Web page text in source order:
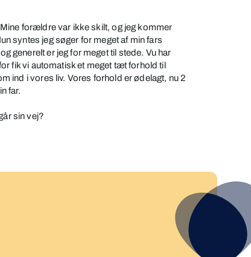
forældre var ikke skilt, og jeg kommer
syntes jeg søger for meget af min fars
generelt er jeg for meget til stede. Vu har
fik vi automatisk et meget tæt forhold til
ind i vores liv. Vores forhold er ødelagt, nu 2
far.
sin vej?